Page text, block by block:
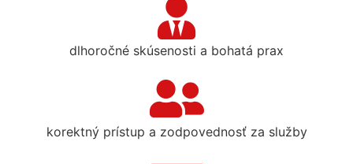
dlhoročné skúsenosti a bohatá prax
korektný prístup a zodpovednosť za služby